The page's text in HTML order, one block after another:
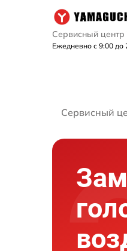
Сервисный центр
Ежедневно с 9:00 до
Сервисный